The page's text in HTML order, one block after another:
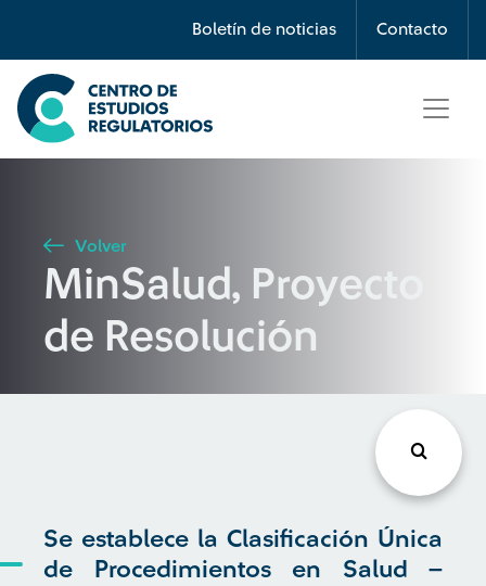
Boletín de noticias Contacto
Búsqueda
Seleccione país
Buscar
Volver
MinSalud, Proyecto
de Resolución
Se establece la Clasificación Única
de Procedimientos en Salud –